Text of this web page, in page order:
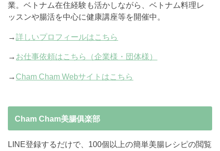
業。ベトナム在住経験も活かしながら、ベトナム料理レ
ッスンや腸活を中心に健康講座等を開催中。
→詳しいプロフィールはこちら
→ お仕事依頼はこちら（企業様・団体様）
→ Cham Cham Webサイトはこちら
Cham Cham美腸俱楽部
LINE登録するだけで、100個以上の簡単美腸レシピの閲覧